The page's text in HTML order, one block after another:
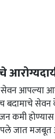
आपल्या
बदामाचे सेवन
कमी होण्यास
जात मजबूत